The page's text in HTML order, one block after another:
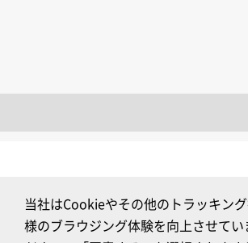
当社はCookieやその他のトラッキン
様のブラウジング体験を向上させて